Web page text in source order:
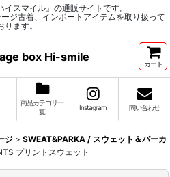
スマイル』の通販サイトです。
ジ古着、インポートアイテムを取り扱って
ります。
box Hi-smile
カート
商品カテゴリ一
覧
Instagram 問い合わせ
ジ > SWEAT&PARKA / スウェット＆パーカ
プリントスウェット